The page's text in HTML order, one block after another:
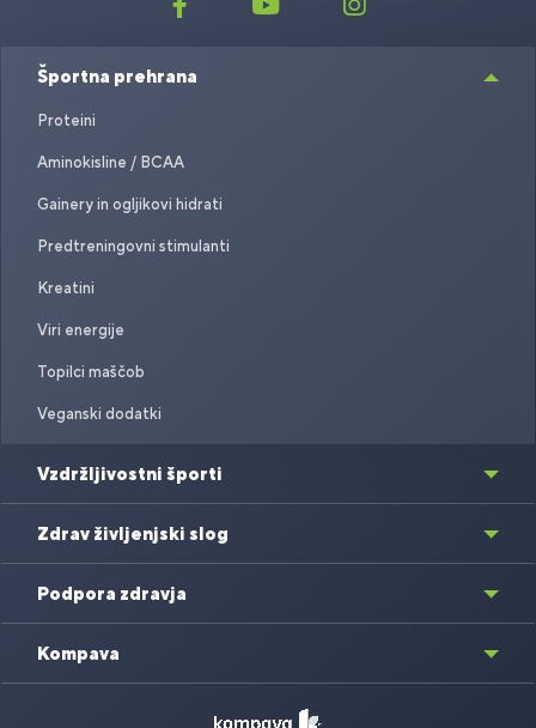
Športna prehrana
Proteini
Aminokisline / BCAA
Gainery in ogljikovi hidrati
Predtreningovni stimulanti
Kreatini
Viri energije
Topilci maščob
Veganski dodatki
Vzdržljivostni športi
Zdrav življenjski slog
Podpora zdravja
Kompava